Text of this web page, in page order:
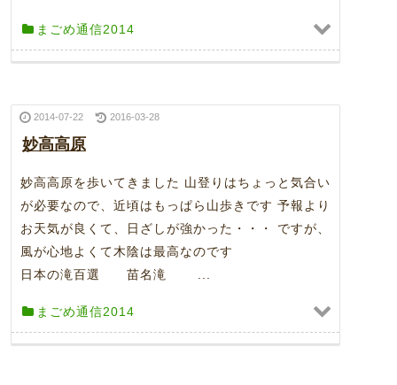
まごめ通信2014
2014-07-22 2016-03-28
妙高高原
妙高高原を歩いてきました 山登りはちょっと気合い
が必要なので、近頃はもっぱら山歩きです 予報より
お天気が良くて、日ざしが強かった・・・ ですが、
風が心地よくて木陰は最高なのです
日本の滝百選 苗名滝 ...
まごめ通信2014